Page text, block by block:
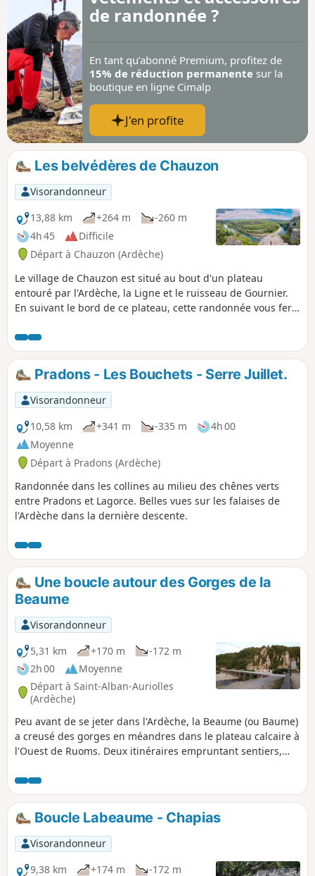
de randonnée ?
En tant qu’abonné Premium, profitez de
15% de réduction permanente sur la
boutique en ligne Cimalp
J'en profite
Les belvédères de Chauzon
Visorandonneur
13,88 km
+264 m
-260 m
4h 45
Difficile
Départ à Chauzon (Ardèche)
Le village de Chauzon est situé au bout d'un plateau
entouré par l'Ardèche, la Ligne et le ruisseau de Gournier.
En suivant le bord de ce plateau, cette randonnée vous fera
belvédères se situent sur des rochers au sommet de
falaises. L'accès n'est pas vertigineux mais attention aux
enfants.Pradons - Les Bouchets - Serre Juillet.
Visorandonneur
10,58 km
+341 m -335 m
4h 00
Moyenne
Départ à Pradons (Ardèche)
Randonnée dans les collines au milieu des chênes verts
entre Pradons et Lagorce. Belles vues sur les falaises de
l'Ardèche dans la dernière descente.
Une boucle autour des Gorges de la
Beaume
Visorandonneur
5,31 km
+170 m
-172 m
2h 00
Moyenne
Départ à Saint-Alban-Auriolles
(Ardèche)
Peu avant de se jeter dans l'Ardèche, la Beaume (ou Baume)
a creusé des gorges en méandres dans le plateau calcaire à
l'Ouest de Ruoms. Deux itinéraires empruntant sentiers,
une rive puis l'autre entre Labeaume et Ruoms. On y
retrouve les paysages et la végétation habituels des zones
karstiques, entre abandon des zones agricoles et mitage
par de nouvelles constructions, et le charme intact du vieux
village de Labeaume.
Boucle Labeaume - Chapias
Visorandonneur
9,38 km
+174 m
-172 m